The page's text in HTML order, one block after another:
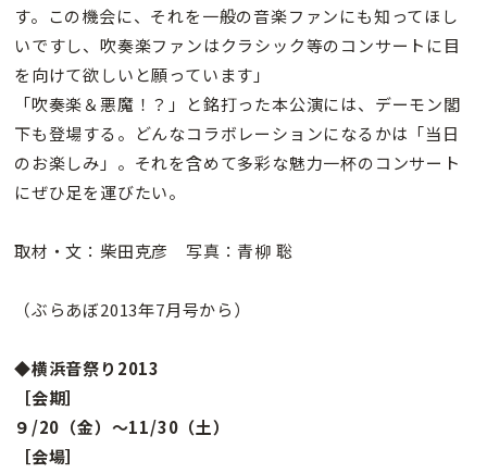
す。この機会に、それを一般の音楽ファンにも知ってほし
いですし、吹奏楽ファンはクラシック等のコンサートに目
を向けて欲しいと願っています」
「吹奏楽＆悪魔！？」と銘打った本公演には、デーモン閣
下も登場する。どんなコラボレーションになるかは「当日
のお楽しみ」。それを含めて多彩な魅力一杯のコンサート
にぜひ足を運びたい。
取材・文：柴田克彦 写真：青柳 聡
（ぶらあぼ2013年7月号から）
◆横浜音祭り2013
［会期］
９/20（金）〜11/30（土）
［会場］